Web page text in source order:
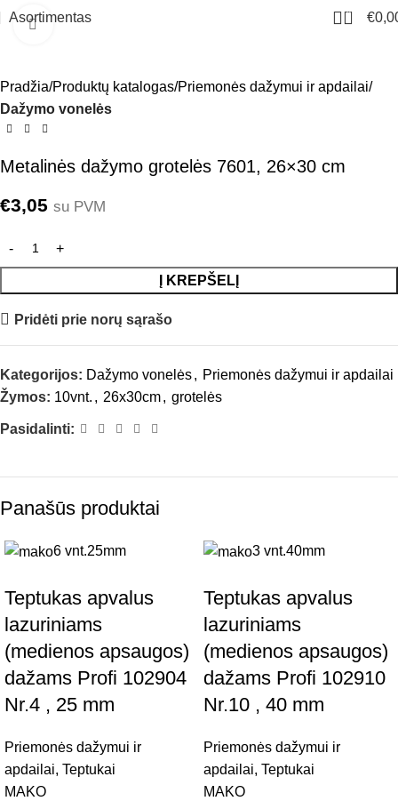
Asortimentas 0 €
Click to enlarge
Pradžia Produktų katalogas Priemonės dažymui ir apdailai
Dažymo vonelės
Metalinės dažymo grotelės 7601, 26×30 cm
€3,05 su PVM
Į KREPŠELĮ
Pridėti prie norų sąrašo
Kategorijos: Dažymo vonelės, Priemonės dažymui ir apdailai
Žymos: 10vnt. , 26x30cm, grotelės
Pasidalinti:
Panašūs produktai
6 vnt.25mm
Teptukas apvalus
lazuriniams
(medienos apsaugos)
dažams Profi 102904
Nr.4 , 25 mm
Priemonės dažymui ir
apdailai, Teptukai
MAKO
3 vnt.40mm
Teptukas apvalus
lazuriniams
(medienos apsaugos)
dažams Profi 102910
Nr.10 , 40 mm
Priemonės dažymui ir
apdailai, Teptukai
MAKO